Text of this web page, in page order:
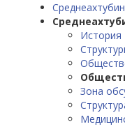
История
Зона